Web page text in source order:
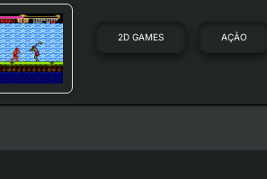
2D GAMES AÇÃO